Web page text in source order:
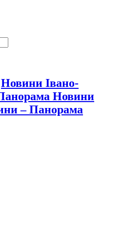
Новини Івано-
Новини
– Панорама